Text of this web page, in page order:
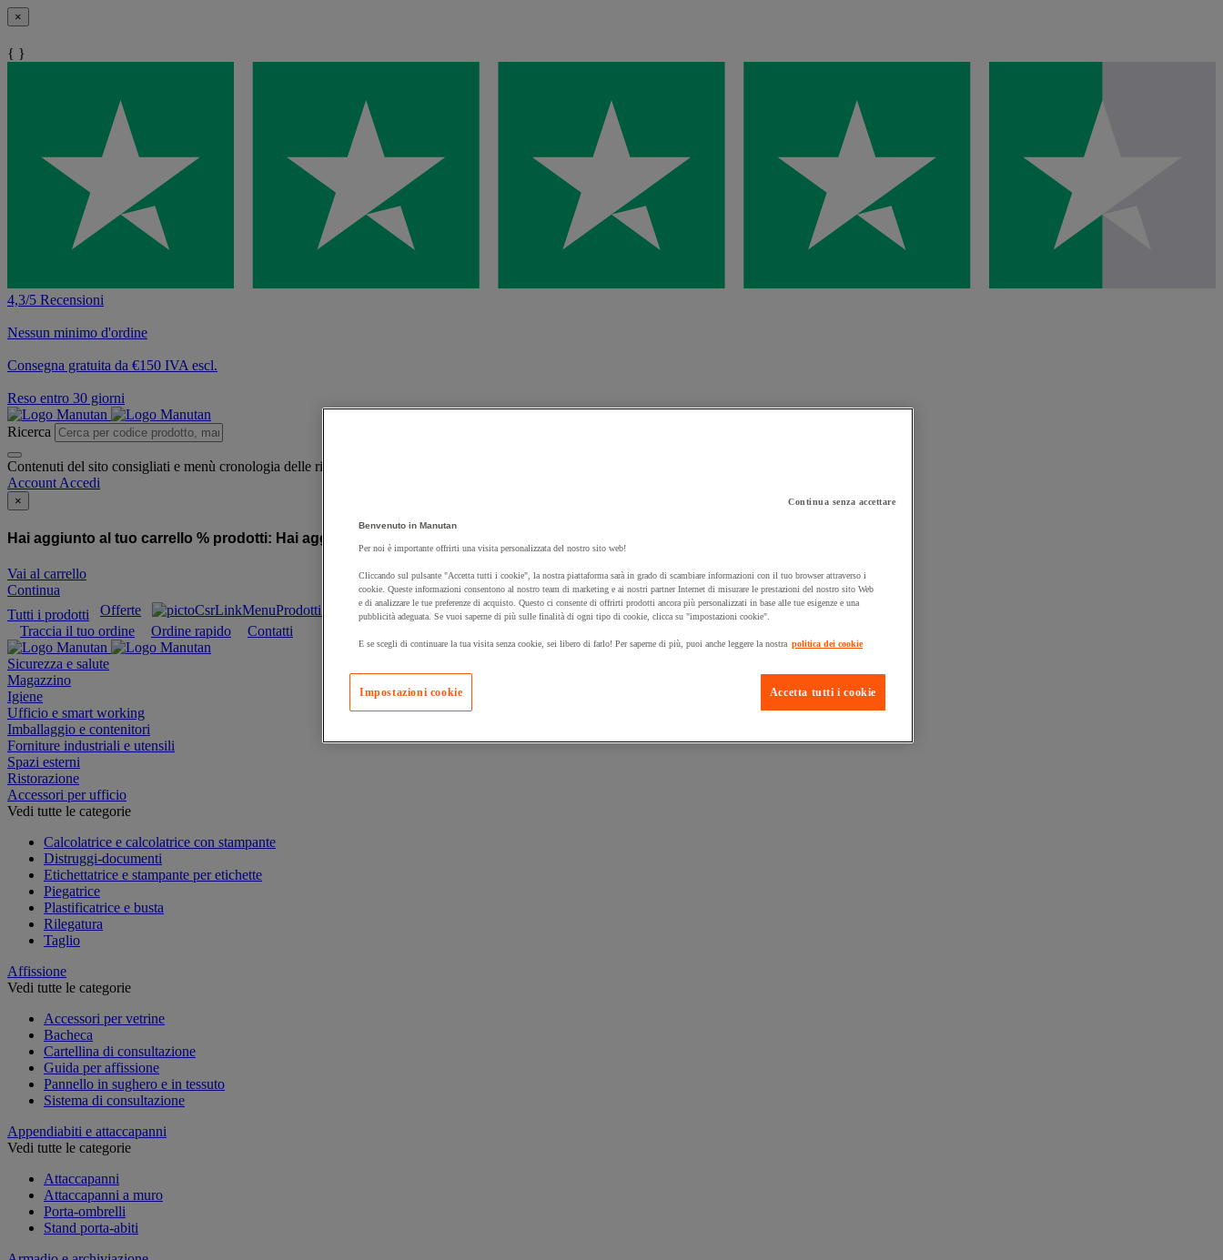
×
{ }
4,3/5 Recensioni
Nessun minimo d'ordine
Consegna gratuita da €150 IVA escl.
Reso entro 30 giorni
Ricerca
Contenuti del sito consigliati e menù cronologia delle ricerche
Account Accedi
×
Hai aggiunto al tuo carrello % prodotti: Hai aggiunto al tuo carrello un prodotto:
Vai al carrello
Continua
Tutti i prodotti
Offerte Prodotti sostenibili Manutan Expert
Prodotti in pronta consegna
Traccia il tuo ordine
Ordine rapido Contatti
Sicurezza e salute
Magazzino
Igiene
Ufficio e smart working
Imballaggio e contenitori
Forniture industriali e utensili
Spazi esterni
Ristorazione
Accessori per ufficio
Vedi tutte le categorie
Calcolatrice e calcolatrice con stampante
Distruggi-documenti
Etichettatrice e stampante per etichette
Piegatrice
Plastificatrice e busta
Rilegatura
Taglio
Affissione
Vedi tutte le categorie
Accessori per vetrine
Bacheca
Cartellina di consultazione
Guida per affissione
Pannello in sughero e in tessuto
Sistema di consultazione
Appendiabiti e attaccapanni
Vedi tutte le categorie
Attaccapanni
Attaccapanni a muro
Porta-ombrelli
Stand porta-abiti
Continua senza accettare
Benvenuto in Manutan
Per noi è importante offrirti una visita personalizzata del nostro sito web!
Cliccando sul pulsante "Accetta tutti i cookie", la nostra piattaforma sarà in grado di scambiare informazioni con il tuo browser attraverso i
cookie. Queste informazioni consentono al nostro team di marketing e ai nostri partner Internet di misurare le prestazioni del nostro sito Web
e di analizzare le tue preferenze di acquisto. Questo ci consente di offrirti prodotti ancora più personalizzati in base alle tue esigenze e una
pubblicità adeguata. Se vuoi saperne di più sulle finalità di ogni tipo di cookie, clicca su "impostazioni cookie".
E se scegli di continuare la tua visita senza cookie, sei libero di farlo! Per saperne di più, puoi anche leggere la nostra politica dei cookie
Accetta tutti i cookie
Impostazioni cookie